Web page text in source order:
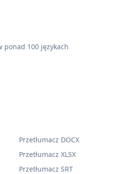
ponad 100 językach
Przetłumacz DOCX
Przetłumacz XLSX
Przetłumacz SRT